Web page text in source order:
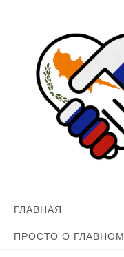
ГЛАВНАЯ
ПРОСТО О ГЛАВНОМ